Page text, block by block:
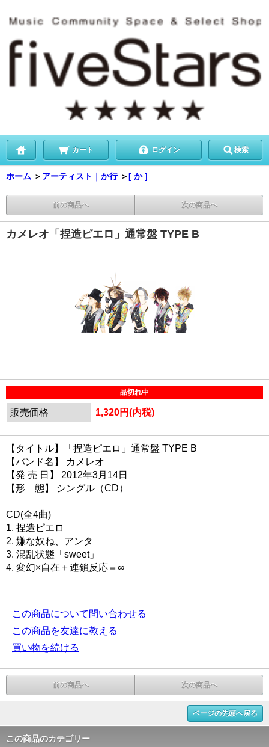
カート ログイン 検索
ホーム ＞ アーティスト｜か行 ＞[ か ]
前の商品へ 次の商品へ
カメレオ「捏造ピエロ」通常盤 TYPE B
品切れ中
販売価格 1,320円(内税)
【タイトル】「捏造ピエロ」通常盤 TYPE B
【バンド名】 カメレオ
【発 売 日】 2012年3月14日
【形 態】 シングル（CD）
CD(全4曲)
1. 捏造ピエロ
2. 嫌な奴ね、アンタ
3. 混乱状態「sweet」
4. 変幻×自在＋連鎖反応＝∞
この商品について問い合わせる
この商品を友達に教える
買い物を続ける
前の商品へ 次の商品へ
ページの先頭へ戻る
この商品のカテゴリー